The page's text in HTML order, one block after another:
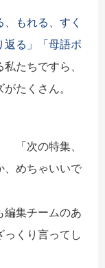
、もれる、すく
る」
「母語ボ
たちですら、
たくさん。
「次の特集、
めちゃいいで
集チームのあ
っくり言ってし